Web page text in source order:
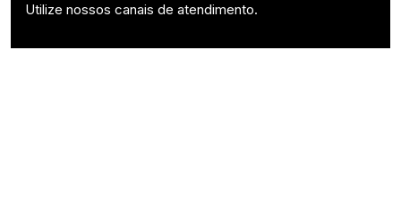
Utilize nossos canais de atendimento.